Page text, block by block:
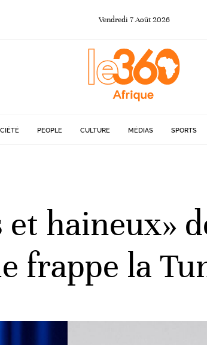
Vendredi 7Août 2026
PEOPLE CULTURE MÉDIAS SPORTS
haineux»
frappe la